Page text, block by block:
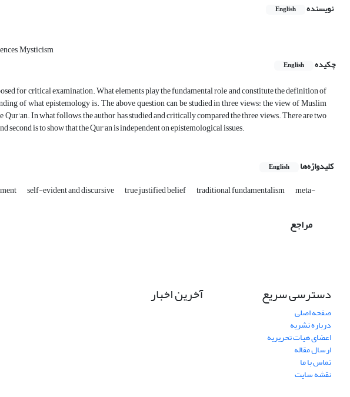
نویسنده English
Mysticism
چکیده
English
for critical examination. What elements play the fundamental role and constitute the definition of
of what epistemology is. The above question can be studied in three views: the view of Muslim
In what follows, the author has studied and critically compared the three views. There are two
is to show that the Qur'an is independent on epistemological issues.
کلیدواژه‌ها English
self-evident and discursive true justified belief traditional fundamentalism meta-
مراجع
دسترسی سریع
صفحه اصلی
درباره نشریه
اعضای هیات تحریریه
ارسال مقاله
تماس با ما
نقشه سایت
آخرین اخبار